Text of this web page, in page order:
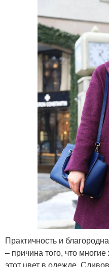
Практичность и
– причина того, что